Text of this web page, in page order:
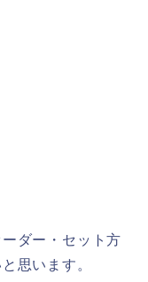
ダー・セット方
思います。